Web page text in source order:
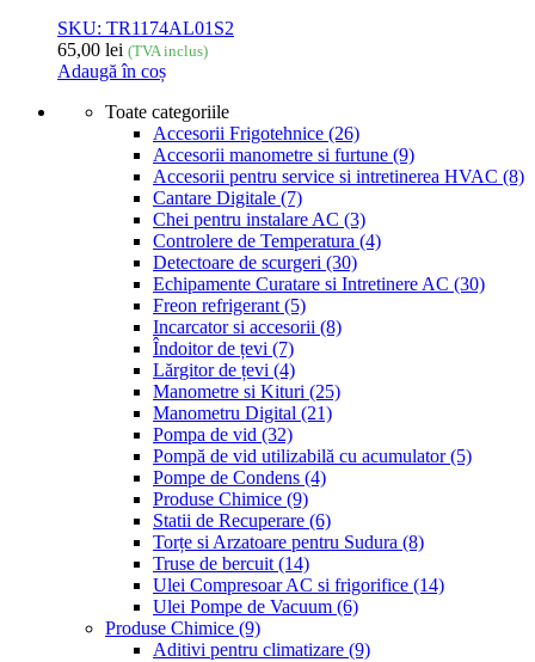
SKU: TR1174AL01S2
65,00 lei (TVA inclus)
Adaugă în coș
Toate categoriile
Accesorii Frigotehnice (26)
Accesorii manometre si furtune (9)
Accesorii pentru service si intretinerea HVAC (8)
Cantare Digitale (7)
Chei pentru instalare AC (3)
Controlere de Temperatura (4)
Detectoare de scurgeri (30)
Echipamente Curatare si Intretinere AC (30)
Freon refrigerant(5)
Incarcator si accesorii (8)
Îndoitor de țevi (7)
Lărgitor de țevi (4)
Manometre si Kituri (25)
Manometru Digital (21)
Pompa de vid (32)
Pompă de vid utilizabilă cu acumulator(5)
Pompe de Condens (4)
Produse Chimice (9)
Statii de Recuperare (6)
Torțe si Arzatoare pentru Sudura (8)
Truse de bercuit(14)
Ulei Compresoar AC si frigorifice (14)
Ulei Pompe de Vacuum (6)
Produse Chimice (9)
Aditivi pentru climatizare (9)